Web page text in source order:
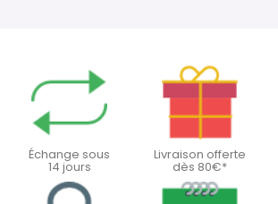
Échange sous
14 jours
Livraison offerte
dès 80€*